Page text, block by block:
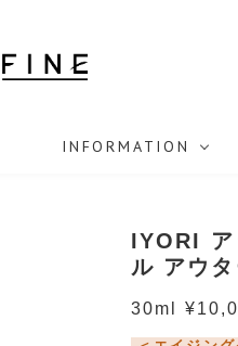
INFORMATION
IYORI ア
ル アウタ
30ml